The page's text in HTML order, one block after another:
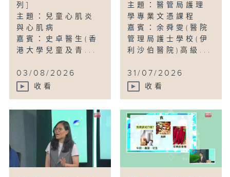
列]
主題：兒童心肌炎
與心肌病
嘉賓：史卓醫生(香
港大學兒童及青...
03/08/2026
收看
主題：醫管局護理
學專業文憑課程
嘉賓：余舜雯(醫院
管理局護士學校(伊
利沙伯醫院)高級...
31/07/2026
收看